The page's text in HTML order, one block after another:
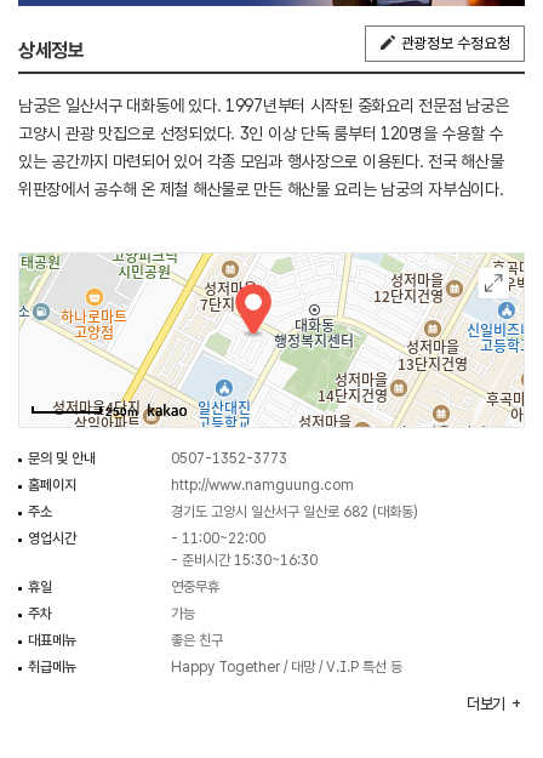
상세정보 관광정보 수정요청
남궁은 일산서구 대화동에 있다. 1997년부터 시작된 중화요리 전문점 남궁은
고양시 관광 맛집으로 선정되었다. 3인 이상 단독 룸부터 120명을 수용할 수
있는 공간까지 마련되어 있어 각종 모임과 행사장으로 이용된다. 전국 해산물
위판장에서 공수해 온 제철 해산물로 만든 해산물 요리는 남궁의 자부심이다.
250m
문의 및 안내
0507-1352-3773
홈페이지
http://www.namguung.com
주소
경기도 고양시 일산서구 일산로 682 (대화동)
영업시간
- 11:00~22:00
- 준비시간 15:30~16:30
휴일
연중무휴
주차
가능
대표메뉴
좋은 친구
취급메뉴
Happy Together / 대망 / V.I.P 특선 등
더보기